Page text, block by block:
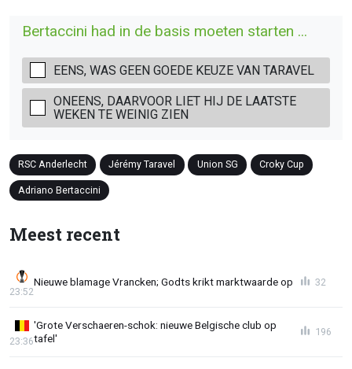
Bertaccini had in de basis moeten starten ...
EENS, WAS GEEN GOEDE KEUZE VAN TARAVEL
ONEENS, DAARVOOR LIET HIJ DE LAATSTE
WEKEN TE WEINIG ZIEN
RSC Anderlecht Jérémy Taravel Union SG Croky Cup
Adriano Bertaccini
Meest recent
Nieuwe blamage Vrancken; Godts krikt marktwaarde op
23:52
32
'Grote Verschaeren-schok: nieuwe Belgische club op
tafel'
23:36
196